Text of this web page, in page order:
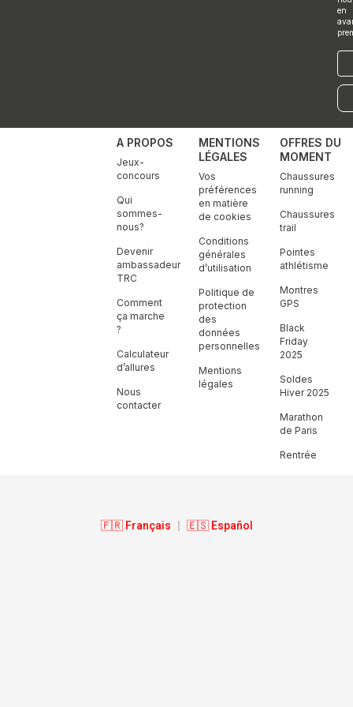
en
A PROPOS
Jeux-
concours
Qui
sommes-
nous?
Devenir
ambassadeur
TRC
Comment
ça marche
?
Calculateur
d’allures
Nous
contacter
MENTIONS
LÉGALES
Vos
préférences
en matière
de cookies
Conditions
générales
d’utilisation
Politique de
protection
des
données
personnelles
Mentions
légales
OFFRES DU
MOMENT
Chaussures
running
Chaussures
trail
Pointes
athlétisme
Montres
GPS
Black
Friday
2025
Soldes
Hiver 2025
Marathon
de Paris
Rentrée
🇫🇷 Français 🇪🇸 Español